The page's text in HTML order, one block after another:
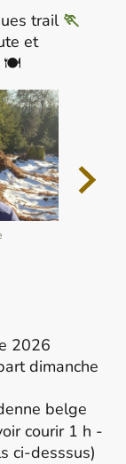
trail 🏃
et
🍽
2026
dimanche
belge
courir 1 h -
ci-desssus)